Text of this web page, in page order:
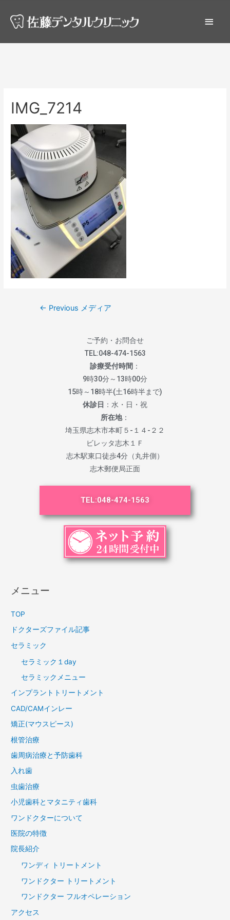
IMG_7214
← Previous メディア
ご予約・お問合せ
TEL:048-474-1563
診療受付時間 ：
9時30分～13時00分
15時～18時半(土16時半まで)
休診日 ：水・日・祝
所在地：
埼玉県志木市本町５-１４-２２
ビレッタ志木１Ｆ
志木駅東口徒歩4分（丸井側）
志木郵便局正面
TEL:048-474-1563
メニュー
TOP
ドクターズファイル記事
セラミック
セラミック１day
セラミックメニュー
インプラントトリートメント
CAD/CAMインレー
矯正(マウスピース)
根管治療
歯周病治療と予防歯科
入れ歯
虫歯治療
小児歯科とマタニティ歯科
ワンドクターについて
医院の特徴
院長紹介
ワンディ トリートメント
ワンドクター トリートメント
ワンドクター フルオペレーション
アクセス